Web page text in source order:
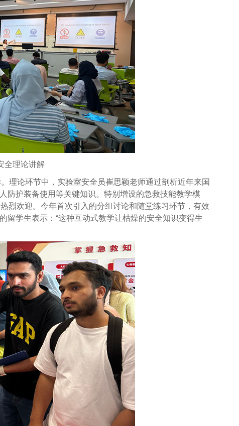
全理论讲解
理论环节中，实验室安全员崔思颖老师通过剖析近年来国
防护装备使用等关键知识。特别增设的急救技能教学模
烈欢迎。今年首次引入的分组讨论和随堂练习环节，有效
留学生表示：“这种互动式教学让枯燥的安全知识变得生